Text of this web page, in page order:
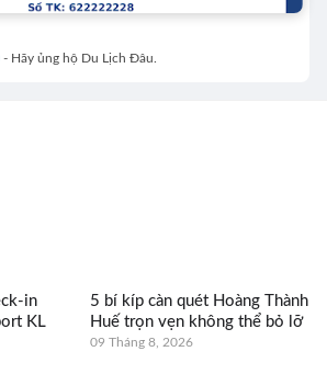
- Hãy ủng hộ Du Lịch Đâu.
in
KL
5 bí kíp càn quét Hoàng Thành
Huế trọn vẹn không thể bỏ lỡ
09 Tháng 8, 2026